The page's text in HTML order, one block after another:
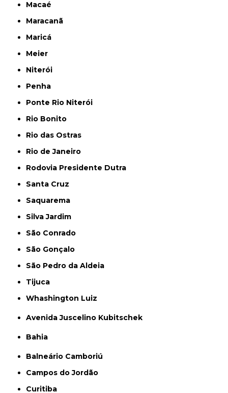
Macaé
Maracanã
Maricá
Meier
Niterói
Penha
Ponte Rio Niterói
Rio Bonito
Rio das Ostras
Rio de Janeiro
Rodovia Presidente Dutra
Santa Cruz
Saquarema
Silva Jardim
São Conrado
São Gonçalo
São Pedro da Aldeia
Tijuca
Whashington Luiz
Avenida Juscelino Kubitschek
Bahia
Balneário Camboriú
Campos do Jordão
Curitiba